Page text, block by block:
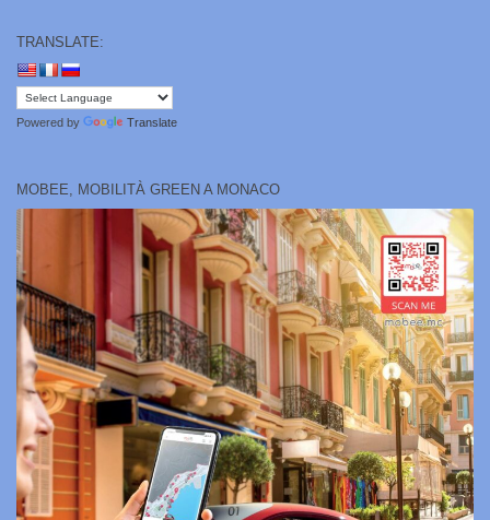
TRANSLATE:
Powered by Translate
MOBEE, MOBILITÀ GREEN A MONACO